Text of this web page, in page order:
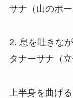
サナ（山のポ
2. 息を吐きな
タナーサナ（
上半身を曲げ